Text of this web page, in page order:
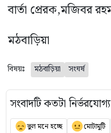
বার্তা প্রেরক,মজিবর
মঠবাড়িয়া
বিষয়ঃ মঠবাড়িয়া সংঘর্ষ
সংবাদটি কতটা
ভুল মনে হচ্ছে মোটামুটি